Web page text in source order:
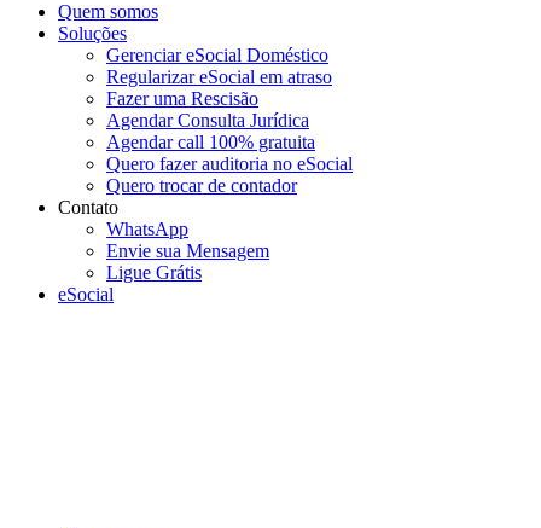
Quem somos
Soluções
Gerenciar eSocial Doméstico
Regularizar eSocial em atraso
Fazer uma Rescisão
Agendar Consulta Jurídica
Agendar call 100% gratuita
Quero fazer auditoria no eSocial
Quero trocar de contador
Contato
WhatsApp
Envie sua Mensagem
Ligue Grátis
eSocial